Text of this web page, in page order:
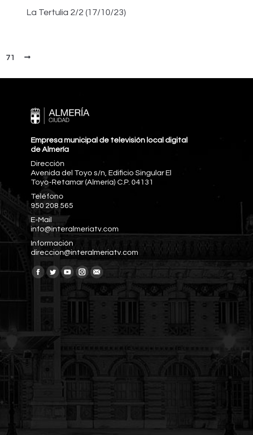
La Tertulia 2/2 (17/10/23)
71
Empresa municipal de televisión local digital
de Almería
Dirección
Avenida del Toyo s/n, Edificio Singular El
Toyo-Retamar (Almería) C.P. 04131
Teléfono
950 208 565
E-Mail
info@interalmeriatv.com
Información
direccion@interalmeriatv.com
Encuéntranos en:
Facebook
TwitterYouTube
Instagram
Mail